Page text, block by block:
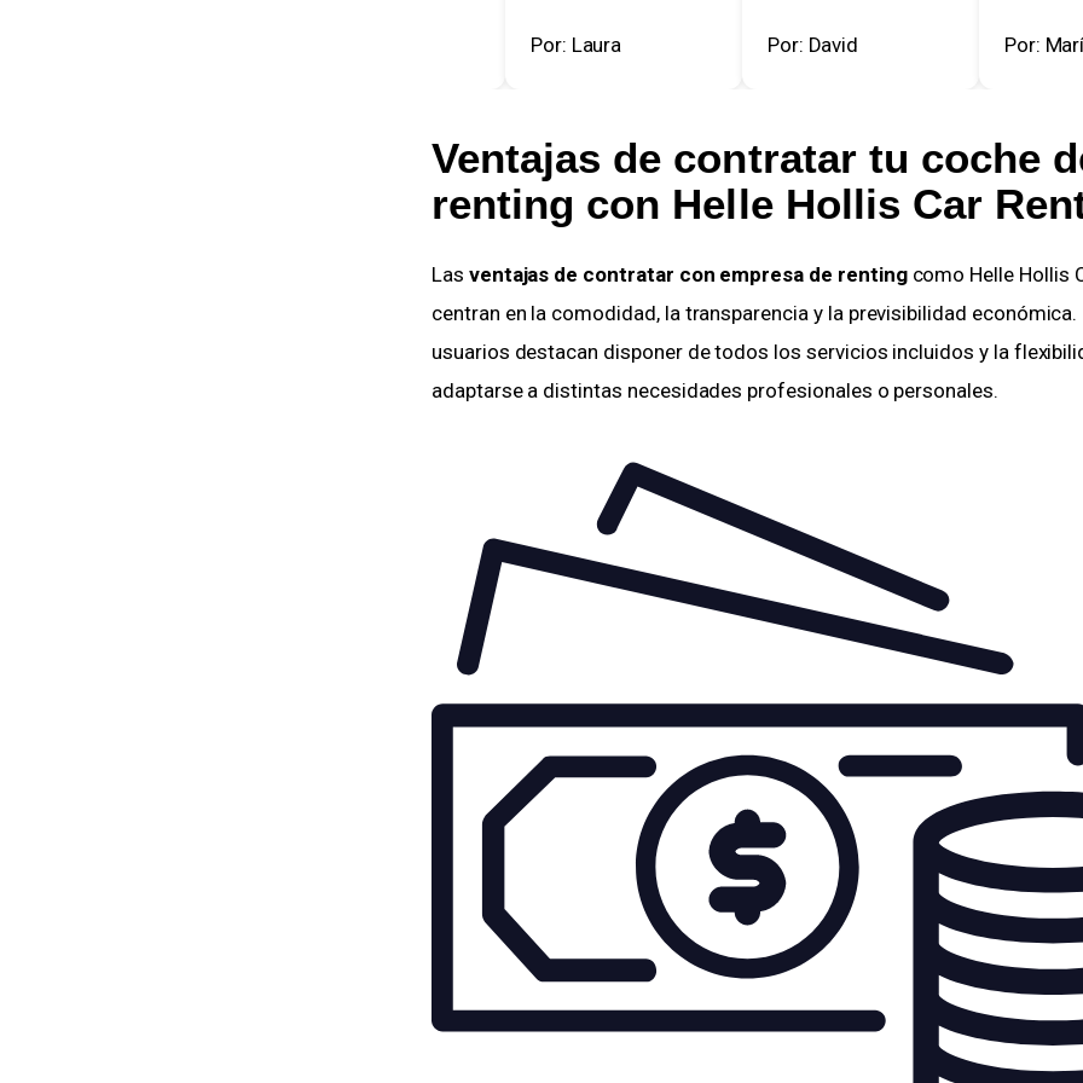
Por: Laura Por: David Por: María
Ventajas de contratar tu coche
renting con Helle Hollis Car
Las ventajas de contratar con empresa de rentingcomo Helle Hollis
centran en la comodidad, la transparencia y la previsibilidad económica.
usuarios destacan disponer de todos los servicios incluidos y la
adaptarse a distintas necesidades profesionales o personales.